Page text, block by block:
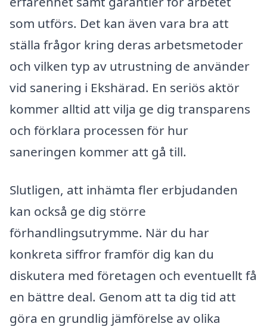
som utförs. Det kan även vara bra att
ställa frågor kring deras arbetsmetoder
och vilken typ av utrustning de använder
vid sanering i Ekshärad. En seriös aktör
kommer alltid att vilja ge dig transparens
och förklara processen för hur
saneringen kommer att gå till.
Slutligen, att inhämta fler erbjudanden
kan också ge dig större
förhandlingsutrymme. När du har
konkreta siffror framför dig kan du
diskutera med företagen och eventuellt få
en bättre deal. Genom att ta dig tid att
göra en grundlig jämförelse av olika